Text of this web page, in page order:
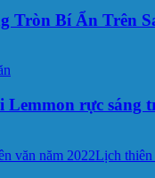
Tròn Bí Ẩn Trên
Lemmon rực
văn năm 2022Lịch thiên